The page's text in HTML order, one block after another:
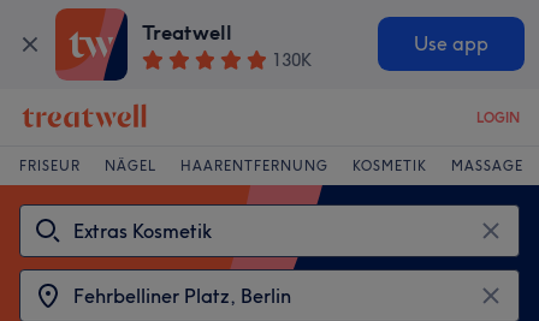
Treatwell
130K
Use app
LOGIN
FRISEUR NÄGEL HAARENTFERNUNG KOSMETIK MASSAGE